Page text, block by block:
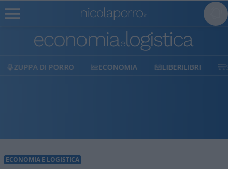
ZUPPA DI PORRO ECONOMIA LIBERILIBRI
ECONOMIA E LOGISTICA